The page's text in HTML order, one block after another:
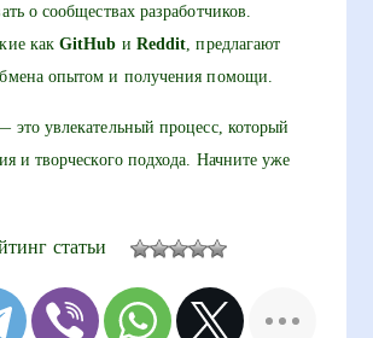
о сообществах разработчиков.
какGitHub и Reddit , предлагают
опытом и получения помощи.
это увлекательный процесс, который
и творческого подхода. Начните уже
статьи